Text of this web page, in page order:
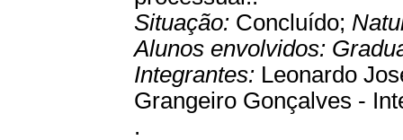
Situação: Concluído;
Alunos envolvidos:
Integrantes: Leonardo
Grangeiro Gonçalves -
.